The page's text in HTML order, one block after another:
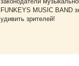
FUNKEYS MUSIC BAND
удивить зрителей!